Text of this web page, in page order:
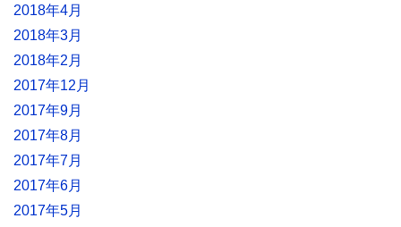
2018年4月
2018年3月
2018年2月
2017年12月
2017年9月
2017年8月
2017年7月
2017年6月
2017年5月